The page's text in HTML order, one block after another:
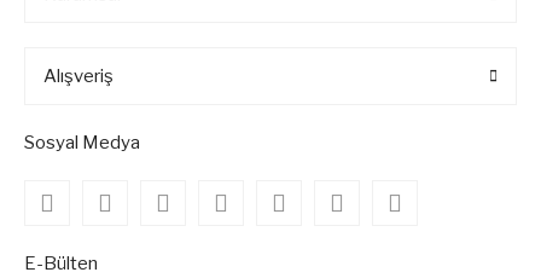
Alışveriş
Sosyal Medya
E-Bülten